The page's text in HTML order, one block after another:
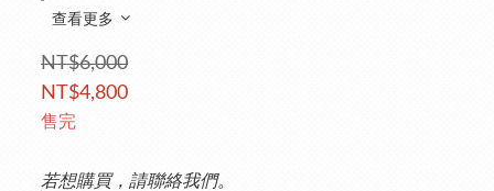
查看更多
NT$6,000
NT$4,800
售完
若想購買，請聯絡我們。